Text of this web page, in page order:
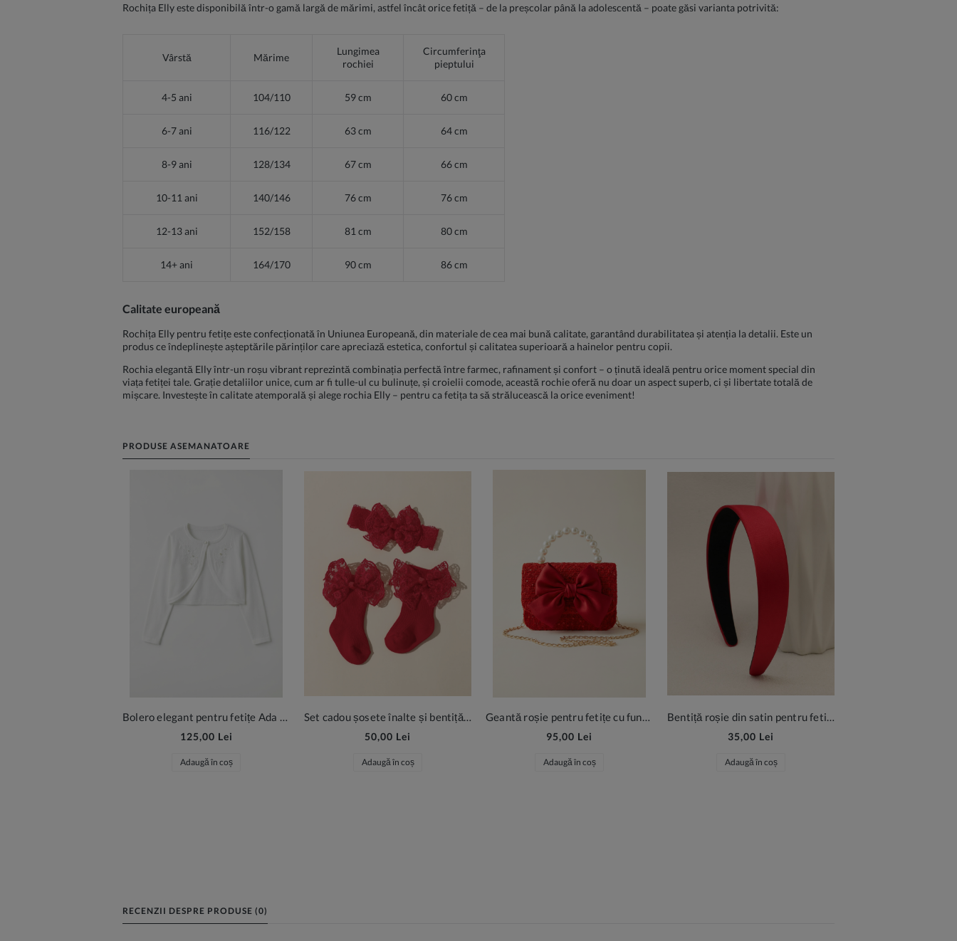
Rochița Elly este disponibilă într-o gamă largă de mărimi, astfel încât orice fetiță – de la preșcolar până la adolescentă – poate găsi varianta potrivită:
Vârstă Mărime
Lungimea
rochiei
Circumferinţa
pieptului
4-5 ani 104/110 59 cm 60 cm
6-7 ani 116/122 63 cm 64 cm
8-9 ani 128/134 67 cm 66 cm
10-11 ani 140/146 76 cm 76 cm
12-13 ani 152/158 81 cm 80 cm
14+ ani 164/170 90 cm 86 cm
Calitate europeană
Rochița Elly pentru fetițe este confecționată în Uniunea Europeană, din materiale de cea mai bună calitate, garantând durabilitatea și atenția la detalii. Este un
produs ce îndeplinește așteptările părinților care apreciază estetica, confortul și calitatea superioară a hainelor pentru copii.
Rochia elegantă Elly într-un roșu vibrant reprezintă combinația perfectă între farmec, rafinament și confort – o ținută ideală pentru orice moment special din
viața fetiței tale. Grație detaliilor unice, cum ar fi tulle-ul cu bulinuțe, și croielii comode, această rochie oferă nu doar un aspect superb, ci și libertate totală de
mișcare. Investește în calitate atemporală și alege rochia Elly – pentru ca fetița ta să strălucească la orice eveniment!
PRODUSE ASEMANATOARE
Bolero elegant pentru fetițe Ada – alb crem
125,00 Lei
Adaugă în coș
Set cadou șosete înalte și bentiță roșie din dantelă pentru fetițe
50,00 Lei
Adaugă în coș
Geantă roșie pentru fetițe cu fundiță și perle
95,00 Lei
Adaugă în coș
Bentiță roșie din satin pentru fetițe
35,00 Lei
Adaugă în coș
RECENZII DESPRE PRODUSE (0)